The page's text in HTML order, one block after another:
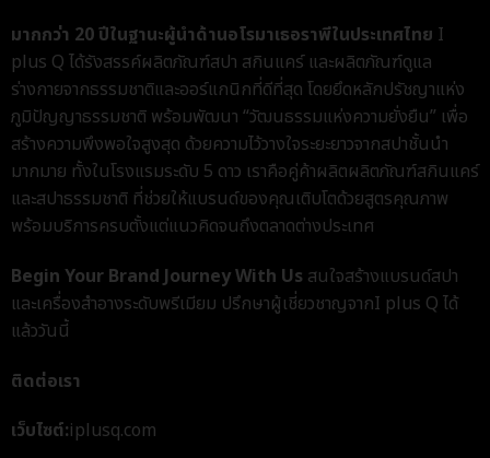
มากกว่า 20 ปีในฐานะผู้นำด้านอโรมาเธอราพีในประเทศไทย I
plus Q ได้รังสรรค์ผลิตภัณฑ์สปา สกินแคร์ และผลิตภัณฑ์ดูแล
ร่างกายจากธรรมชาติและออร์แกนิกที่ดีที่สุด โดยยึดหลักปรัชญาแห่ง
ภูมิปัญญาธรรมชาติ พร้อมพัฒนา “วัฒนธรรมแห่งความยั่งยืน” เพื่อ
สร้างความพึงพอใจสูงสุด ด้วยความไว้วางใจระยะยาวจากสปาชั้นนำ
มากมาย ทั้งในโรงแรมระดับ 5 ดาว เราคือคู่ค้าผลิตผลิตภัณฑ์สกินแคร์
และสปาธรรมชาติ ที่ช่วยให้แบรนด์ของคุณเติบโตด้วยสูตรคุณภาพ
พร้อมบริการครบตั้งแต่แนวคิดจนถึงตลาดต่างประเทศ
Begin Your Brand Journey With Us สนใจสร้างแบรนด์สปา
และเครื่องสำอางระดับพรีเมียม ปรึกษาผู้เชี่ยวชาญจากI plus Q ได้
แล้ววันนี้
ติดต่อเรา
เว็บไซต์:iplusq.com